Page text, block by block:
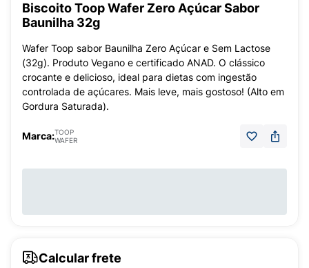
Biscoito Toop Wafer Zero Açúcar Sabor
Baunilha 32g
Wafer Toop sabor Baunilha Zero Açúcar e Sem Lactose
(32g). Produto Vegano e certificado ANAD. O clássico
crocante e delicioso, ideal para dietas com ingestão
controlada de açúcares. Mais leve, mais gostoso! (Alto em
Gordura Saturada).
Marca:TOOP
WAFER
Calcular frete